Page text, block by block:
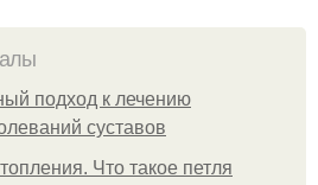
подход к лечению
суставов
Что такое петля